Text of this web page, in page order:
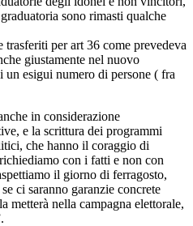
sono rimasti qualche
per art 36 come prevedeva
giustamente nel nuovo
esigui numero di persone ( fra
in considerazione
e la scrittura dei programmi
che hanno il coraggio di
con i fatti e non con
il giorno di ferragosto,
ci saranno garanzie concrete
metterà nella campagna elettorale,